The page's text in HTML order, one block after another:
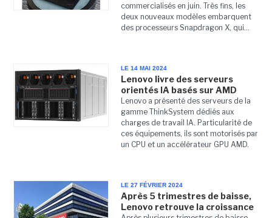
commercialisés en juin. Très fins, les
deux nouveaux modèles embarquent
des processeurs Snapdragon X, qui...
LE 14 MAI 2024
Lenovo livre des serveurs
orientés IA basés sur AMD
Lenovo a présenté des serveurs de la
gamme ThinkSystem dédiés aux
charges de travail IA. Particularité de
ces équipements, ils sont motorisés par
un CPU et un accélérateur GPU AMD.
LE 27 FÉVRIER 2024
Après 5 trimestres de baisse,
Lenovo retrouve la croissance